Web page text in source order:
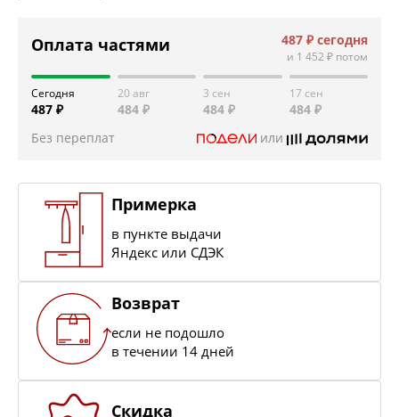
Оплата частями 487 ₽ сегодня
и 1 452 ₽ потом
Сегодня
487 ₽
20 авг
484 ₽
3 сен
484 ₽
17 сен
484 ₽
Без переплат
или
Примерка
в пункте выдачи
Яндекс или СДЭК
Возврат
если не подошло
в течении 14 дней
Скидка